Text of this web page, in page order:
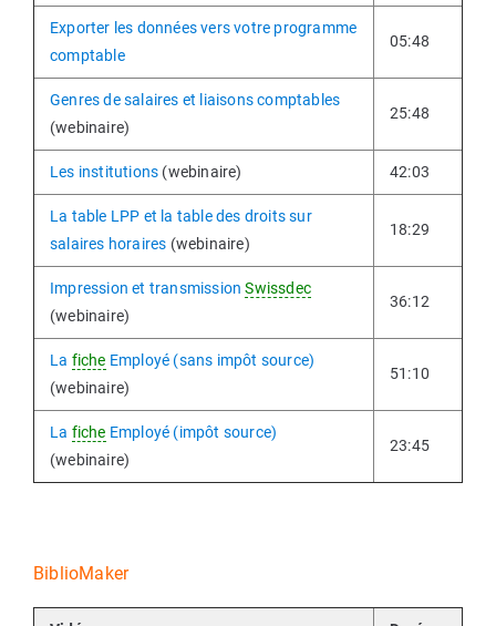
Exporter les données vers votre programme
comptable
05:48
Genres de salaires et liaisons comptables
(webinaire)
25:48
Les institutions (webinaire) 42:03
La table LPP et la table des droits sur
salaires horaires (webinaire)
18:29
Impression et transmissionSwissdec
(webinaire)
36:12
La fiche Employé (sans impôt source)
(webinaire)
51:10
La fiche Employé (impôt source)
(webinaire)
23:45
BiblioMaker